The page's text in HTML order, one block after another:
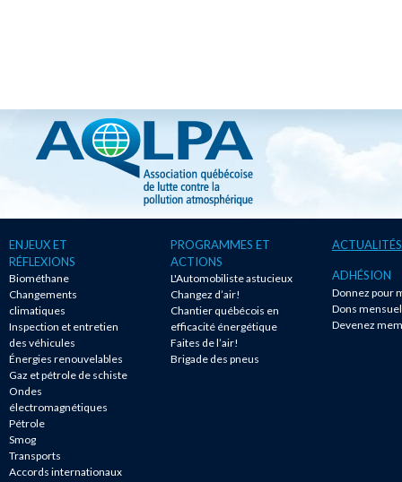
ENJEUX ET
RÉFLEXIONS
Biométhane
Changements
climatiques
Inspection et entretien
des véhicules
Énergies renouvelables
Gaz et pétrole de schiste
Ondes
électromagnétiques
Pétrole
Smog
Transports
Accords internationaux
PROGRAMMES ET
ACTIONS
L'Automobiliste astucieux
Changez d’air!
Chantier québécois en
efficacité énergétique
Faites de l’air!
Brigade des pneus
ACTUALITÉS
ADHÉSION
Donnez pour
Dons
Devenez